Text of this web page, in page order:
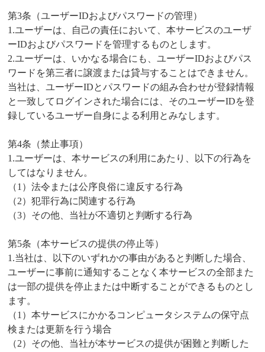
第3条（ユーザーIDおよびパスワードの管理）
1.ユーザーは、自己の責任において、本サービスのユーザ
ーIDおよびパスワードを管理するものとします。
2.ユーザーは、いかなる場合にも、ユーザーIDおよびパス
ワードを第三者に譲渡または貸与することはできません。
当社は、ユーザーIDとパスワードの組み合わせが登録情報
と一致してログインされた場合には、そのユーザーIDを登
録しているユーザー自身による利用とみなします。
第4条（禁止事項）
1.ユーザーは、本サービスの利用にあたり、以下の行為を
してはなりません。
（1）法令または公序良俗に違反する行為
（2）犯罪行為に関連する行為
（3）その他、当社が不適切と判断する行為
第5条（本サービスの提供の停止等）
1.当社は、以下のいずれかの事由があると判断した場合、
ユーザーに事前に通知することなく本サービスの全部また
は一部の提供を停止または中断することができるものとし
ます。
（1）本サービスにかかるコンピュータシステムの保守点
検または更新を行う場合
（2）その他、当社が本サービスの提供が困難と判断した